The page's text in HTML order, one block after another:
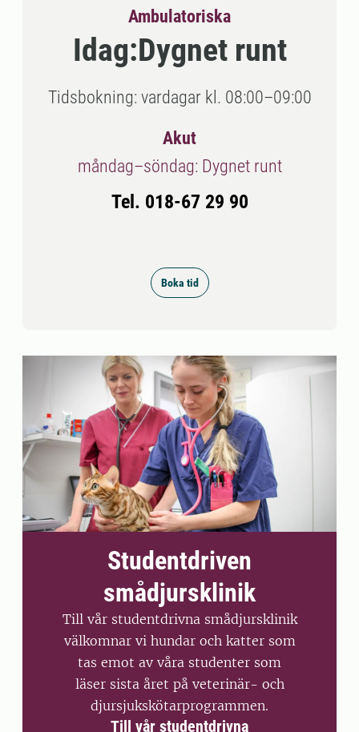
Ambulatoriska
Idag:Dygnet runt
Tidsbokning: vardagar kl. 08:00–09:00
Akut
måndag–söndag: Dygnet runt
Tel. 018-67 29 90
Boka tid
Studentdriven
smådjursklinik
Till vår studentdrivna smådjursklinik
välkomnar vi hundar och katter som
tas emot av våra studenter som
läser sista året på veterinär- och
djursjukskötarprogrammen.
Till vår studentdrivna